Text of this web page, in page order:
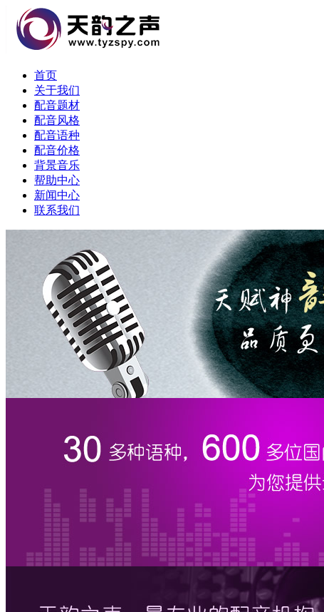
首页
关于我们
配音题材
配音风格
配音语种
配音价格
背景音乐
帮助中心
新闻中心
联系我们